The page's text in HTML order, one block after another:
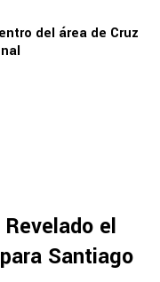
gana, empata o